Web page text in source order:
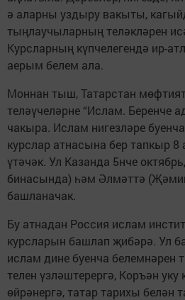
ә аларны уздыру вакыты,
тыңлаучыларның теләкләрен
Курсларның күпчелегендә ир-
аерым белем ала.
Моннан тыш, Татарстан
теләүчеләрне “Ислам. Беренче
чакыра. Ислам нигезләре
курслар атнасына бер тапкыр
үтәчәк. Ул Казанда 5нче
бинасында) һәм Әлмәттә
башланачак.
Бу атнадан Россия ислам
курсларын башлап җибәрә. Ул
ислам дине буенча белемнәрен
телен үзләштерергә, Коръән уку
өйрәнергә, татар тарихы